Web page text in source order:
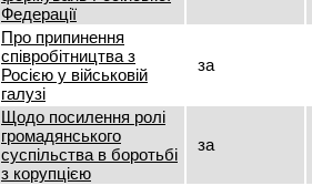
Федерації
Про припинення
співробітництва з
Росією у військовій
галузі
за
Щодо посилення ролі
громадянського
суспільства в боротьбі
з корупцією
за